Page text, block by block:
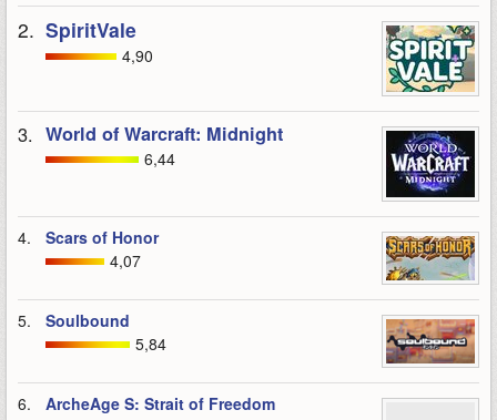
2. SpiritVale
4,90
3. World of Warcraft: Midnight
6,44
4.
Scars of Honor
4,07
5.
Soulbound
5,84
6.
ArcheAge S: Strait of Freedom